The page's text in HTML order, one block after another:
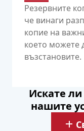
Резервните
че винаги
копие на
което можете
възстановите.
Искате
нашите